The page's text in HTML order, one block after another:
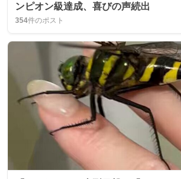
ンピオン級達成、喜びの声続出
354件のポスト